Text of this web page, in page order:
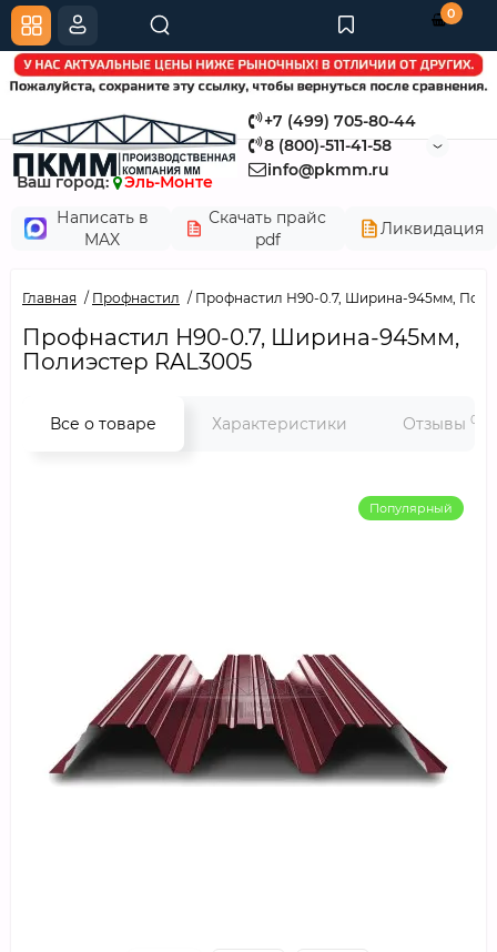
+7 (499) 705-80-44
8 (800)-511-41-58
info@pkmm.ru
Ваш город:
Эль-Монте
Написать в
MAX
Скачать прайс
pdf
Ликвидация
0
Главная Профнастил Профнастил Н90-0.7, Ширина-945мм,
Профнастил Н90-0.7, Ширина-945мм,
Полиэстер RAL3005
Все о товаре Характеристики Отзывы 0
Популярный